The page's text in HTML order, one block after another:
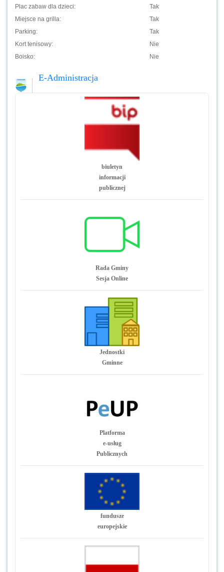
Plac zabaw dla dzieci:
Tak
Miejsce na grilla:
Tak
Parking:
Tak
Kort tenisowy:
Nie
Boisko:
Nie
E-Administracja
biuletyn
informacji
publicznej
Rada Gminy
Sesja Online
Jednostki
Gminne
Platforma
e-usług
Publicznych
fundusze
europejskie